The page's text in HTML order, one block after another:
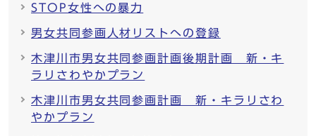
STOP女性への暴力
男女共同参画人材リストへの登録
木津川市男女共同参画計画後期計画 新・キ
ラリさわやかプラン
木津川市男女共同参画計画 新・キラリさわ
やかプラン